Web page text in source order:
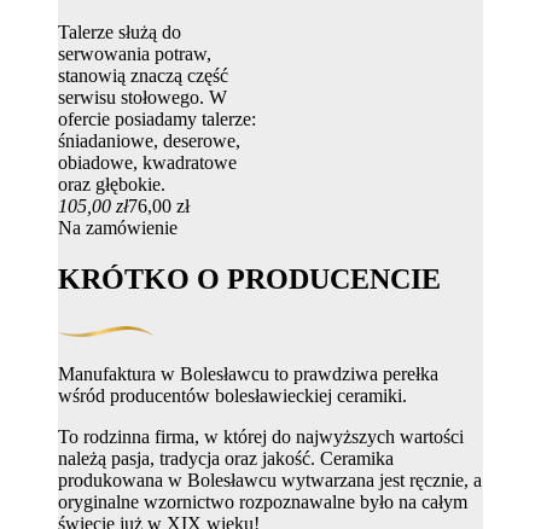
Talerze służą do
serwowania potraw,
stanowią znaczą część
serwisu stołowego. W
ofercie posiadamy talerze:
śniadaniowe, deserowe,
obiadowe, kwadratowe
oraz głębokie.
105,00 zł76,00 zł
Na zamówienie
KRÓTKO O PRODUCENCIE
Manufaktura w Bolesławcu to prawdziwa perełka
wśród producentów bolesławieckiej ceramiki.
To rodzinna firma, w której do najwyższych wartości
należą pasja, tradycja oraz jakość. Ceramika
produkowana w Bolesławcu wytwarzana jest ręcznie, a
oryginalne wzornictwo rozpoznawalne było na całym
świecie już w XIX wieku!